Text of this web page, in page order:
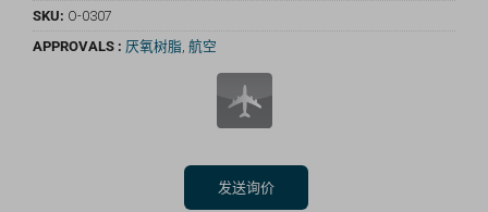
SKU: O-0307
APPROVALS : 厌氧树脂, 航空
发送询价